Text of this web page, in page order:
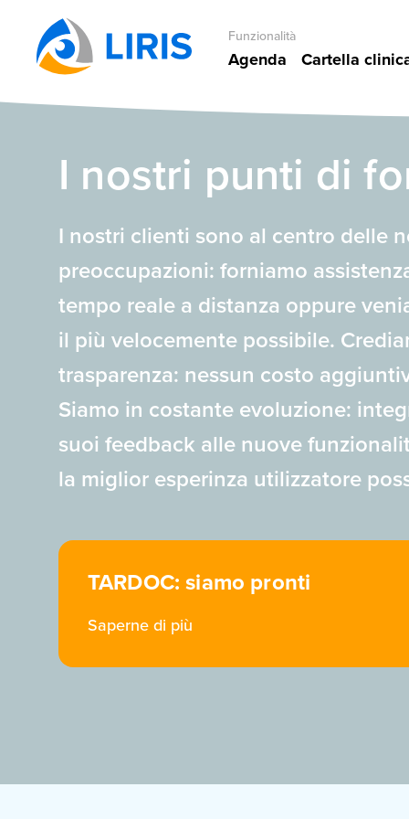
Funzionalità
Agenda Cartella
I nostri punti di
I nostri clienti sono al centro delle
preoccupazioni: forniamo
tempo reale a distanza oppure
il più velocemente possibile.
trasparenza: nessun costo
Siamo in costante evoluzione:
suoi feedback alle nuove
la miglior esperinza utilizzatore
TARDOC: siamo pronti
Saperne di più
Usi
articoli, o
Si
Indirizzo